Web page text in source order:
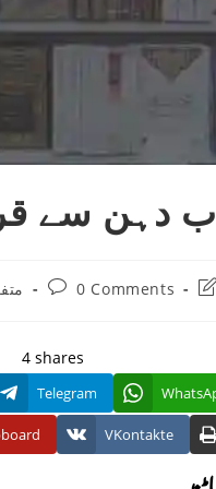
دہن سے
Post0 Comments
4 shares
Telegram
VKontakte